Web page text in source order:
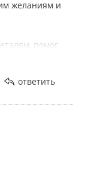
желаниям и
помог
машины,
я смогла
чувством
Он всегда
помочь с
ответить